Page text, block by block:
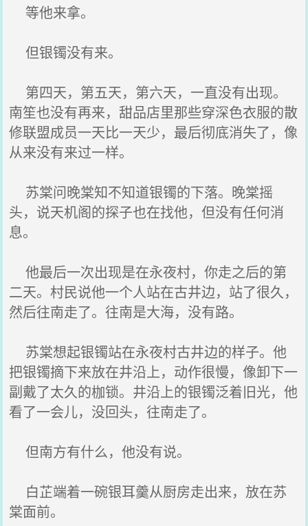
等他来拿。
但银镯没有来。
第四天，第五天，第六天，一直没有出现。
南笙也没有再来，甜品店里那些穿深色衣服的散
修联盟成员一天比一天少，最后彻底消失了，像
从来没有来过一样。
苏棠问晚棠知不知道银镯的下落。晚棠摇
头，说天机阁的探子也在找他，但没有任何消
息。
他最后一次出现是在永夜村，你走之后的第
二天。村民说他一个人站在古井边，站了很久，
然后往南走了。往南是大海，没有路。
苏棠想起银镯站在永夜村古井边的样子。他
把银镯摘下来放在井沿上，动作很慢，像卸下一
副戴了太久的枷锁。井沿上的银镯泛着旧光，他
看了一会儿，没回头，往南走了。
但南方有什么，他没有说。
白芷端着一碗银耳羹从厨房走出来，放在苏
棠面前。